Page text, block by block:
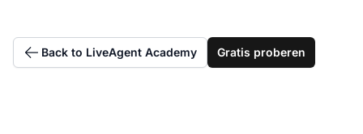
Back to LiveAgent Academy Gratis proberen